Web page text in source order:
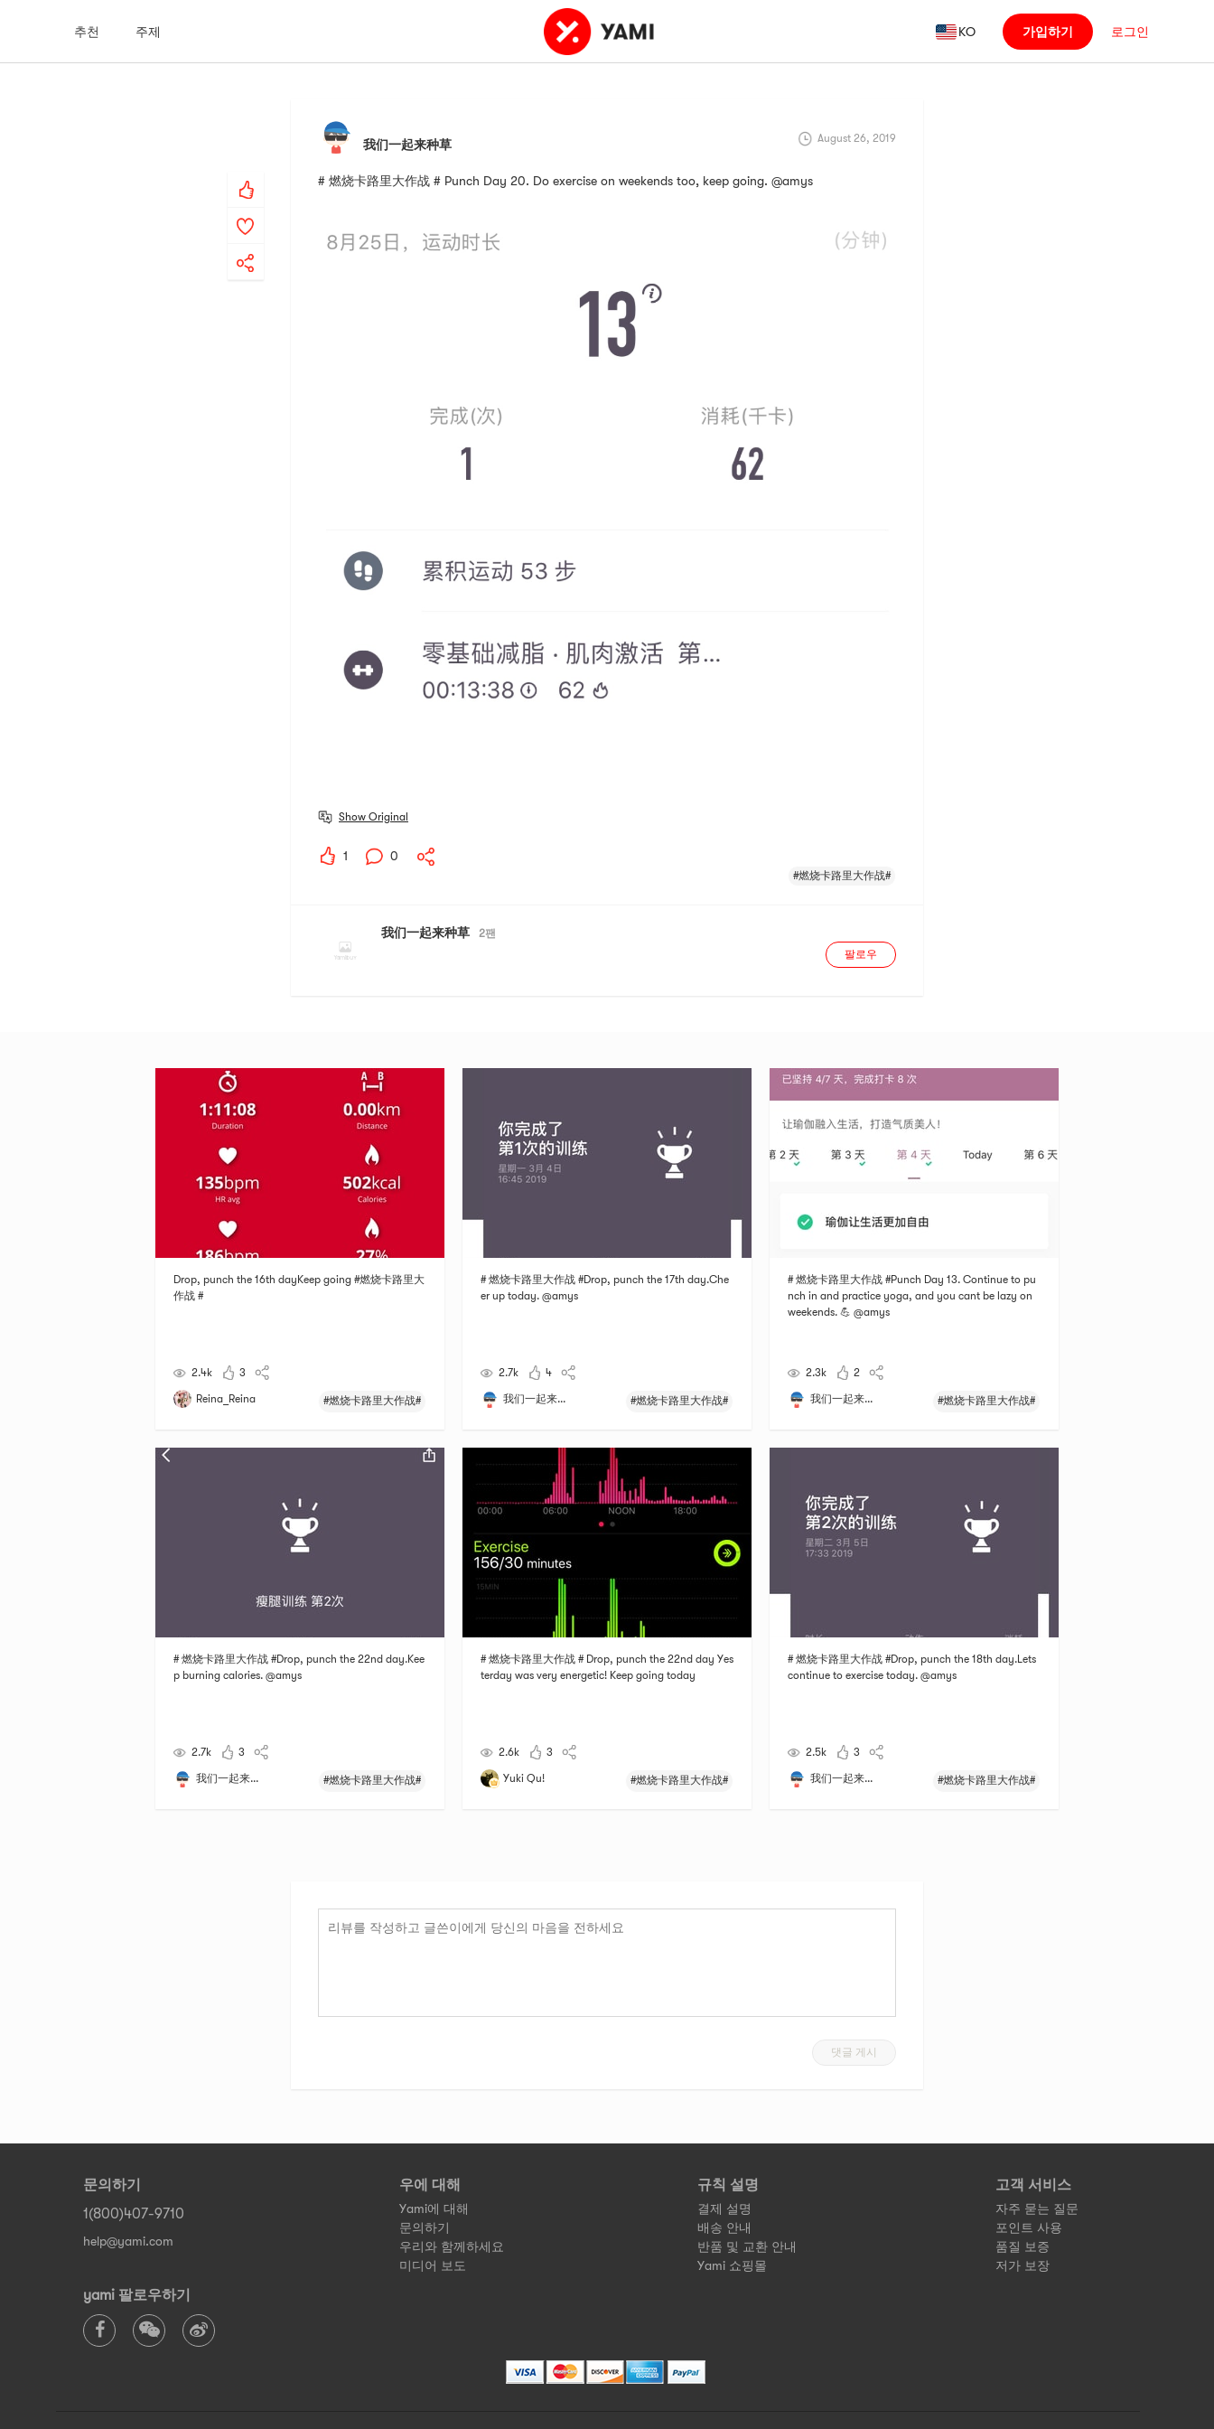
추천 주제 KO 가입하기 로그인
我们一起来种草 August 26, 2019
# 燃烧卡路里大作战 # Punch Day 20. Do exercise on weekends too, keep going. @amys
Show Original
1 0
#燃烧卡路里大作战#
我们一起来种草 2팬
팔로우
Drop, punch the 16th dayKeep going #燃烧卡路里大
作战 #
2.4k 3
Reina_Reina #燃烧卡路里大作战#
# 燃烧卡路里大作战 #Drop, punch the 17th day.Che
er up today. @amys
2.7k 4
我们一起来... #燃烧卡路里大作战#
# 燃烧卡路里大作战 #Punch Day 13. Continue to pu
nch in and practice yoga, and you cant be lazy on
weekends. 💪 @amys
2.3k 2
我们一起来... #燃烧卡路里大作战#
# 燃烧卡路里大作战 #Drop, punch the 22nd day.Kee
p burning calories. @amys
2.7k 3
我们一起来... #燃烧卡路里大作战#
# 燃烧卡路里大作战 # Drop, punch the 22nd day Yes
terday was very energetic! Keep going today
2.6k 3
Yuki Qu! #燃烧卡路里大作战#
# 燃烧卡路里大作战 #Drop, punch the 18th day.Lets
continue to exercise today. @amys
2.5k 3
我们一起来... #燃烧卡路里大作战#
댓글 게시
문의하기
1(800)407-9710
help@yami.com
yami 팔로우하기
우에 대해
Yami에 대해
문의하기
우리와 함께하세요
미디어 보도
규칙 설명
결제 설명
배송 안내
반품 및 교환 안내
Yami 쇼핑몰
고객 서비스
자주 묻는 질문
포인트 사용
품질 보증
저가 보장